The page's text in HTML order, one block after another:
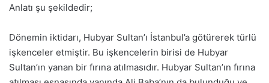
Anlatı şu şekildedir;
Dönemin iktidarı, Hubyar Sultan’ı İstanbul’a götürerek türlü
işkenceler etmiştir. Bu işkencelerin birisi de Hubyar
Sultan’ın yanan bir fırına atılmasıdır. Hubyar Sultan’ın fırına